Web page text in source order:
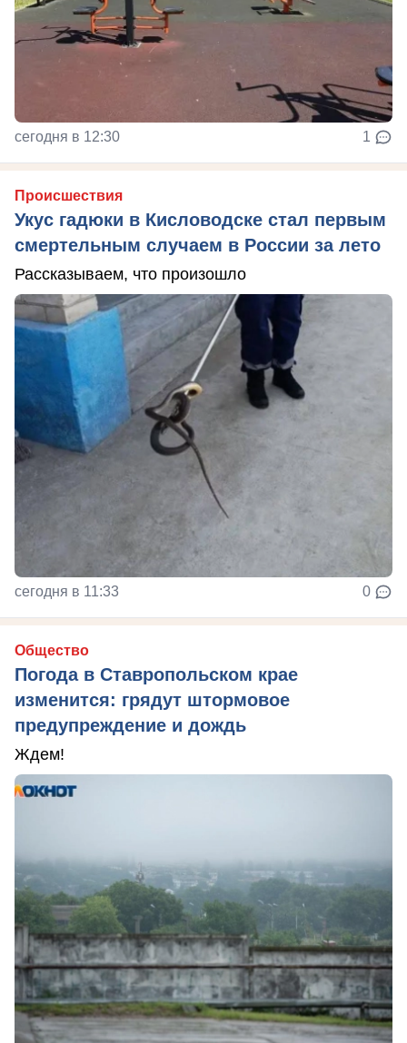
сегодня в 12:30 1
Происшествия
Укус гадюки в Кисловодске стал первым
смертельным случаем в России за лето
Рассказываем, что произошло
сегодня в 11:33 0
Общество
Погода в Ставропольском крае
изменится: грядут штормовое
предупреждение и дождь
Ждем!